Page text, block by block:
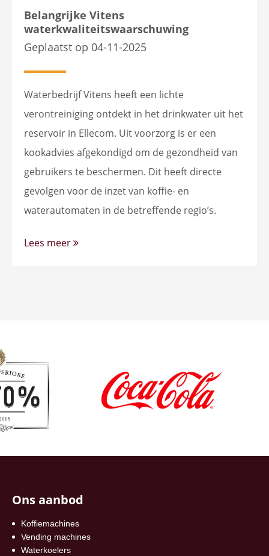
Belangrijke Vitens
waterkwaliteitswaarschuwing
Geplaatst op 04-11-2025
Waterbedrijf Vitens heeft een lichte
verontreiniging ontdekt in het drinkwater uit het
reservoir in Ellecom. Uit voorzorg is er een
kookadvies afgekondigd om de gezondheid van
gebruikers te beschermen. Dit heeft directe
gevolgen voor de inzet van koffie- en
waterautomaten in de betreffende regio’s.
Lees meer
Ons aanbod
Koffiemachines
Vending machines
Waterkoelers